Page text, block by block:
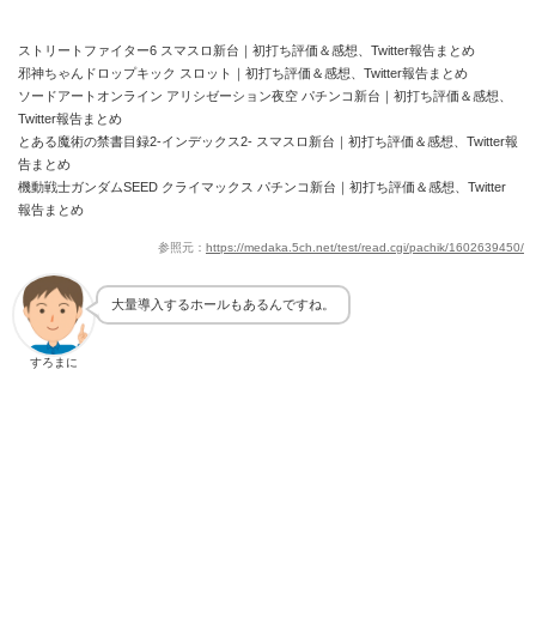
ストリートファイター6 スマスロ新台｜初打ち評価＆感想、Twitter報告まとめ
邪神ちゃんドロップキック スロット｜初打ち評価＆感想、Twitter報告まとめ
ソードアートオンライン アリシゼーション夜空 パチンコ新台｜初打ち評価＆感想、
Twitter報告まとめ
とある魔術の禁書目録2-インデックス2- スマスロ新台｜初打ち評価＆感想、Twitter報
告まとめ
機動戦士ガンダムSEED クライマックス パチンコ新台｜初打ち評価＆感想、Twitter
報告まとめ
参照元： https://medaka.5ch.net/test/read.cgi/pachik/1602639450/
すろまに
大量導入するホールもあるんですね。